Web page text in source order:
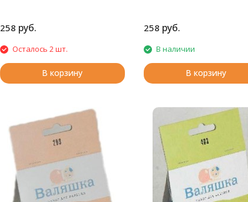
258 руб.
Осталось 2 шт.
В корзину
258 руб.
В наличии
В корзину